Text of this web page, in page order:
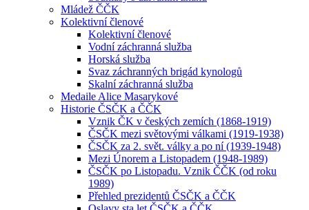
Mládež ČČK
Kolektivní členové
Kolektivní členové
Vodní záchranná služba
Horská služba
Svaz záchranných brigád kynologů
Skalní záchranná služba
Medaile Alice Masarykové
Historie ČSČK a ČČK
Vznik ČK v českých zemích (1868-1919)
ČSČK mezi světovými válkami (1919-1938)
ČSČK za 2. svět. války a po ní (1939-1948)
Mezi Únorem a Listopadem (1948-1989)
ČSČK po Listopadu. Vznik ČČK (od roku
1989)
Přehled prezidentů ČSČK a ČČK